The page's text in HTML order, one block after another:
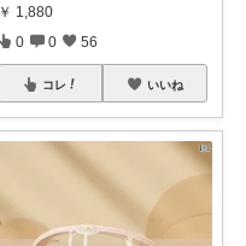
￥ 1,880
0 0 56
コレ いいね